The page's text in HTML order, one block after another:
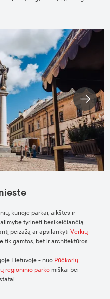
kurioje parkai, aikštės ir
tyrinėti besikeičiančią
peizažą ar apsilankyti Verkių
tik gamtos, bet ir architektūros
Lietuvoje - nuo Pūčkorių
regioninio parko miškai bei